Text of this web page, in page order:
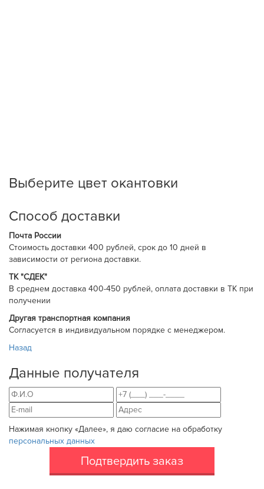
Выберите цвет окантовки
Способ доставки
Почта России
Cтоимость доставки 400 рублей, срок до 10 дней в
зависимости от региона доставки.
ТК "СДЕК"
В среднем доставка 400-450 рублей, оплата доставки в ТК при
получении
Другая транспортная компания
Согласуется в индивидуальном порядке с менеджером.
Назад
Данные получателя
Нажимая кнопку «Далее», я даю согласие на обработку
персональных данных
Подтвердить заказ